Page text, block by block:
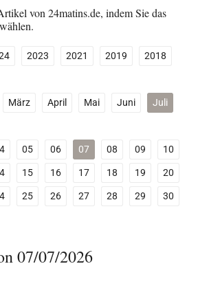
von 24matins.de, indem Sie das
2023 2021 2019
2018
März April Mai Juni
Juli
05 06 07 08 09
10
15 16 17 18 19
20
25 26 27 28 29
30
07/07/2026